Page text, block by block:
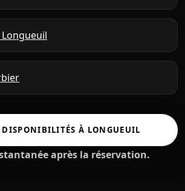
DISPONIBILITÉS À LONGUEUIL
après la réservation.